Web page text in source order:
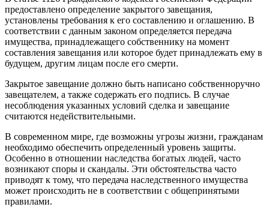
предоставлено определение закрытого завещания,
установлены требования к его составлению и оглашению. В
соответствии с данным законом определяется передача
имущества, принадлежащего собственнику на момент
составления завещания или которое будет принадлежать ему в
будущем, другим лицам после его смерти.
Закрытое завещание должно быть написано собственноручно
завещателем, а также содержать его подпись. В случае
несоблюдения указанных условий сделка и завещание
считаются недействительными.
В современном мире, где возможны угрозы жизни, гражданам
необходимо обеспечить определенный уровень защиты.
Особенно в отношении наследства богатых людей, часто
возникают споры и скандалы. Эти обстоятельства часто
приводят к тому, что передача наследственного имущества
может происходить не в соответствии с общепринятыми
правилами.